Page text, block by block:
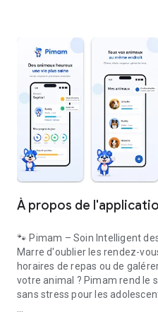
À propos de
🐾 Pimam – Soin Intelligent
Marre d'oublier les rendez-
horaires de repas ou de
votre animal ? Pimam rend le
sans stress pour les